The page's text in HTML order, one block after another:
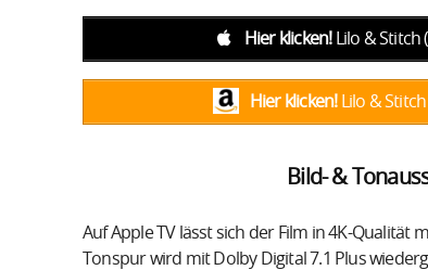
Hier klicken!Lilo & Stitch
Hier klicken!Lilo & Stitch
Bild- &
Auf Apple TV lässt sich der Film in 4K-Qualität
Tonspur wird mit Dolby Digital 7.1 Plus